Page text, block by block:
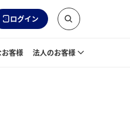
ログイン
客様 法人のお客様